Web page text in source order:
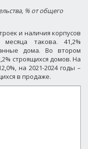
% от общего
и наличия корпусов
такова. 41,2%
дома. Во втором
строящихся домов. На
на 2021-2024 годы –
в продаже.